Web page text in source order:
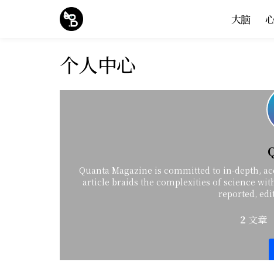
大脑
个人中心
Quanta Magazine is committed to in-depth,
article braids the complexities of science
reported,
2 文章